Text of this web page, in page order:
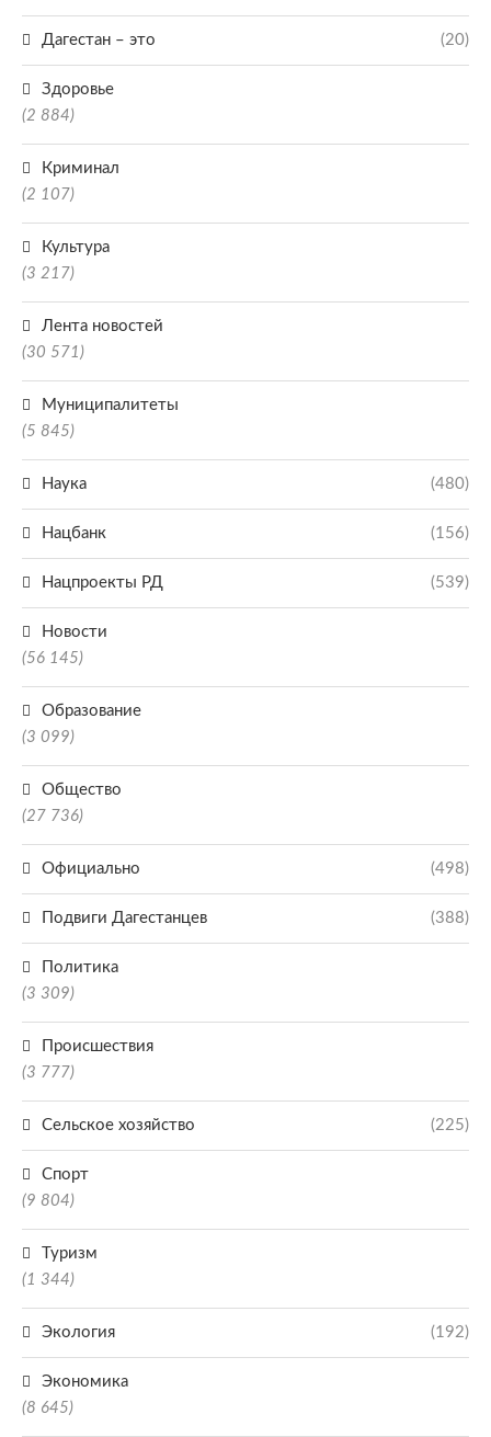
Дагестан – это (20)
Здоровье
(2 884)
Криминал
(2 107)
Культура
(3 217)
Лента новостей
(30 571)
Муниципалитеты
(5 845)
Наука (480)
Нацбанк (156)
Нацпроекты РД (539)
Новости
(56 145)
Образование
(3 099)
Общество
(27 736)
Официально (498)
Подвиги Дагестанцев (388)
Политика
(3 309)
Происшествия
(3 777)
Сельское хозяйство (225)
Спорт
(9 804)
Туризм
(1 344)
Экология (192)
Экономика
(8 645)